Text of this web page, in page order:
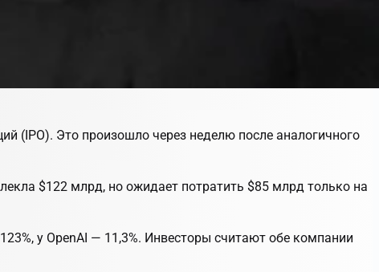
(IPO). Это произошло через неделю после аналогичного
$122 млрд, но ожидает потратить $85 млрд только на
у OpenAI — 11,3%. Инвесторы считают обе компании